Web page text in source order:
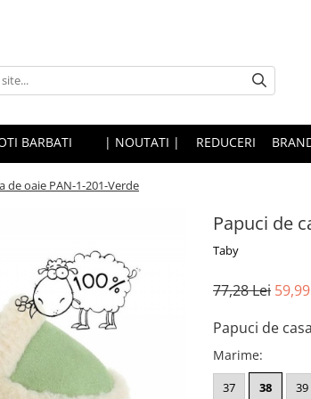
BARBATI | NOUTATI | REDUCERI
de oaie PAN-1-201-Verde
Papuci de
Taby
77,28 Lei
Papuci de
Marime:
37 38 39